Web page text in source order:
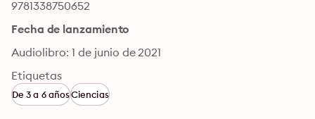
9781338750652
Fecha de lanzamiento
Audiolibro: 1 de junio de 2021
Etiquetas
De 3 a 6 añosCiencias